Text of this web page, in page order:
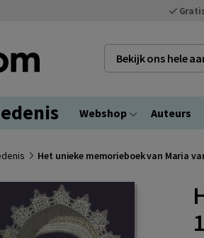
Bekijk ons hele
Webshop Auteurs
Het unieke memorieboek van Maria